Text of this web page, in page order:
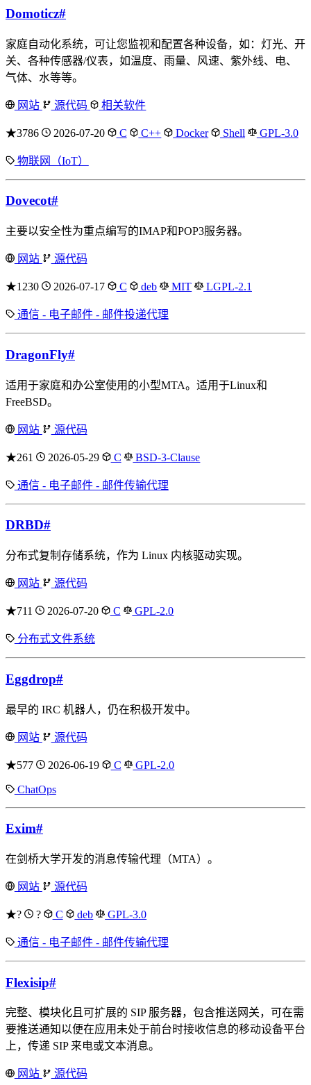
Domoticz#
家庭自动化系统，可让您监视和配置各种设备，如：灯光、开
关、各种传感器/仪表，如温度、雨量、风速、紫外线、电、
气体、水等等。
网站 源代码 相关软件
★3786 2026-07-20 C C++ Docker Shell GPL-3.0
物联网（IoT）
Dovecot#
主要以安全性为重点编写的IMAP和POP3服务器。
网站 源代码
★1230 2026-07-17 C deb MIT LGPL-2.1
通信 - 电子邮件 - 邮件投递代理
DragonFly#
适用于家庭和办公室使用的小型MTA。适用于Linux和
FreeBSD。
网站 源代码
★261 2026-05-29 C BSD-3-Clause
通信 - 电子邮件 - 邮件传输代理
DRBD#
分布式复制存储系统，作为 Linux 内核驱动实现。
网站 源代码
★711 2026-07-20 C GPL-2.0
分布式文件系统
Eggdrop#
最早的 IRC 机器人，仍在积极开发中。
网站 源代码
★577 2026-06-19 C GPL-2.0
ChatOps
Exim#
在剑桥大学开发的消息传输代理（MTA）。
网站 源代码
★? ? C deb GPL-3.0
通信 - 电子邮件 - 邮件传输代理
Flexisip#
完整、模块化且可扩展的 SIP 服务器，包含推送网关，可在需
要推送通知以便在应用未处于前台时接收信息的移动设备平台
上，传递 SIP 来电或文本消息。
网站 源代码